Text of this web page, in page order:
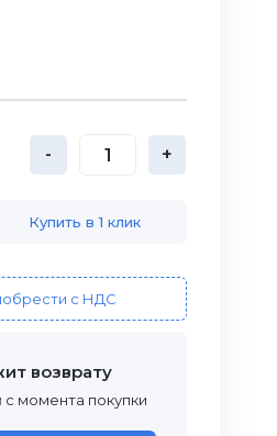
- +
Купить в 1 клик
с НДС
возврату
с момента покупки